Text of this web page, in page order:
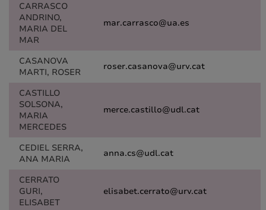
CARRASCO
ANDRINO,
MARIA DEL
MAR
mar.carrasco@ua.es
CASANOVA
MARTI, ROSER
roser.casanova@urv.cat
CASTILLO
SOLSONA,
MARIA
MERCEDES
merce.castillo@udl.cat
CEDIEL SERRA,
ANA MARIA
anna.cs@udl.cat
CERRATO
GURI,
ELISABET
elisabet.cerrato@urv.cat